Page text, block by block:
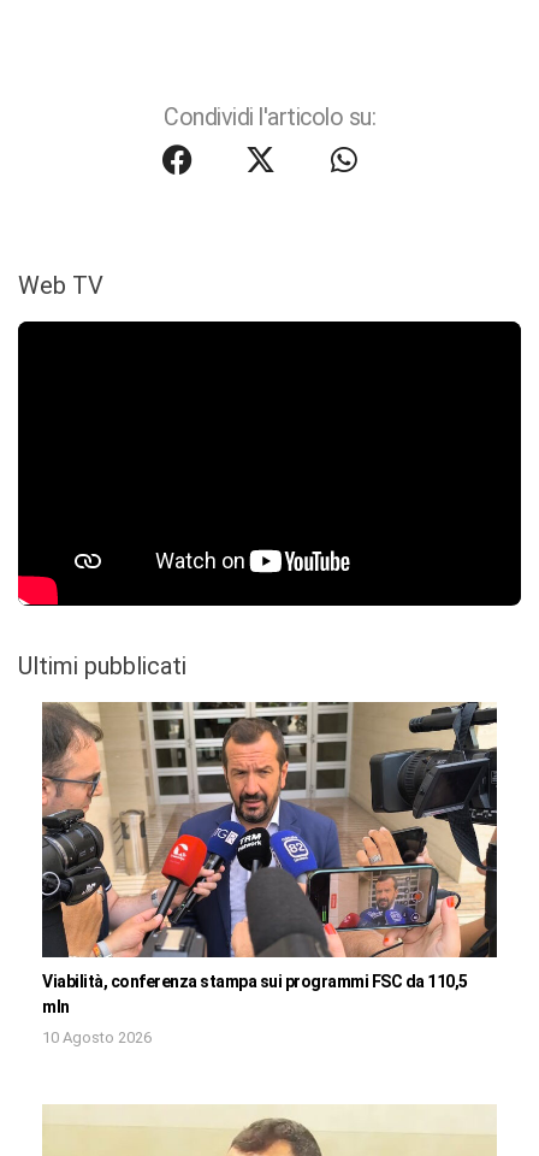
Condividi l'articolo su:
Web TV
Ultimi pubblicati
Viabilità, conferenza stampa sui programmi FSC da 110,5
mln
10 Agosto 2026